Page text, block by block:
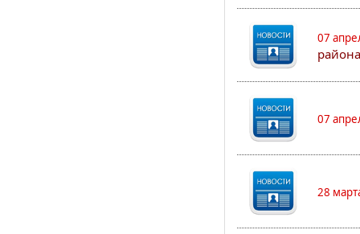
07
07
28